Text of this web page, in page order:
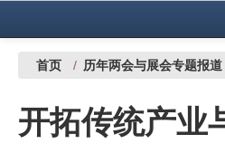
中国有色金属报社主办 广告服务
铜镍铅锌
首页 / 历年两会与展会专题报道
开拓传统产业